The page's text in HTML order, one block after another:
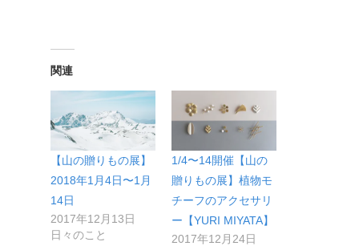
関連
【山の贈りもの展】
2018年1月4日〜1月
14日
2017年12月13日
日々のこと
1/4〜14開催【山の
贈りもの展】植物モ
チーフのアクセサリ
ー【YURI MIYATA】
2017年12月24日